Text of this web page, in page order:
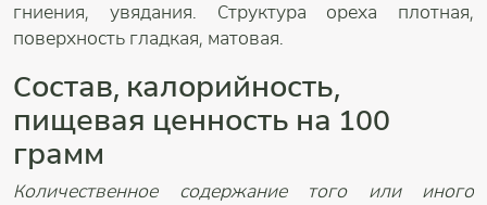
гниения, увядания. Структура ореха плотная,
поверхность гладкая, матовая.
Состав, калорийность,
пищевая ценность на 100
грамм
Количественное содержание того или иного